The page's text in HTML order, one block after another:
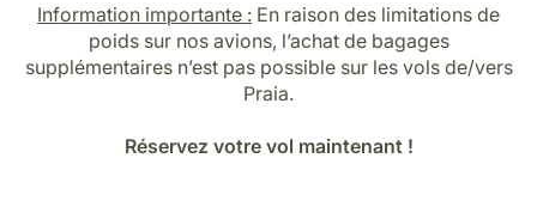
Information importante : En raison des limitations de
poids sur nos avions, l’achat de bagages
supplémentaires n’est pas possible sur les vols de/vers
Praia.
Réservez votre vol maintenant !